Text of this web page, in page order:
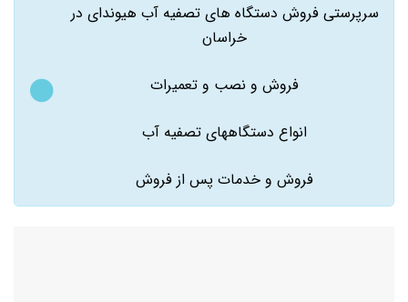
سرپرستی فروش دستگاه های تصفیه آب هیوندای در
خراسان
فروش و نصب و تعمیرات
انواع دستگاههای تصفیه آب
فروش و خدمات پس از فروش